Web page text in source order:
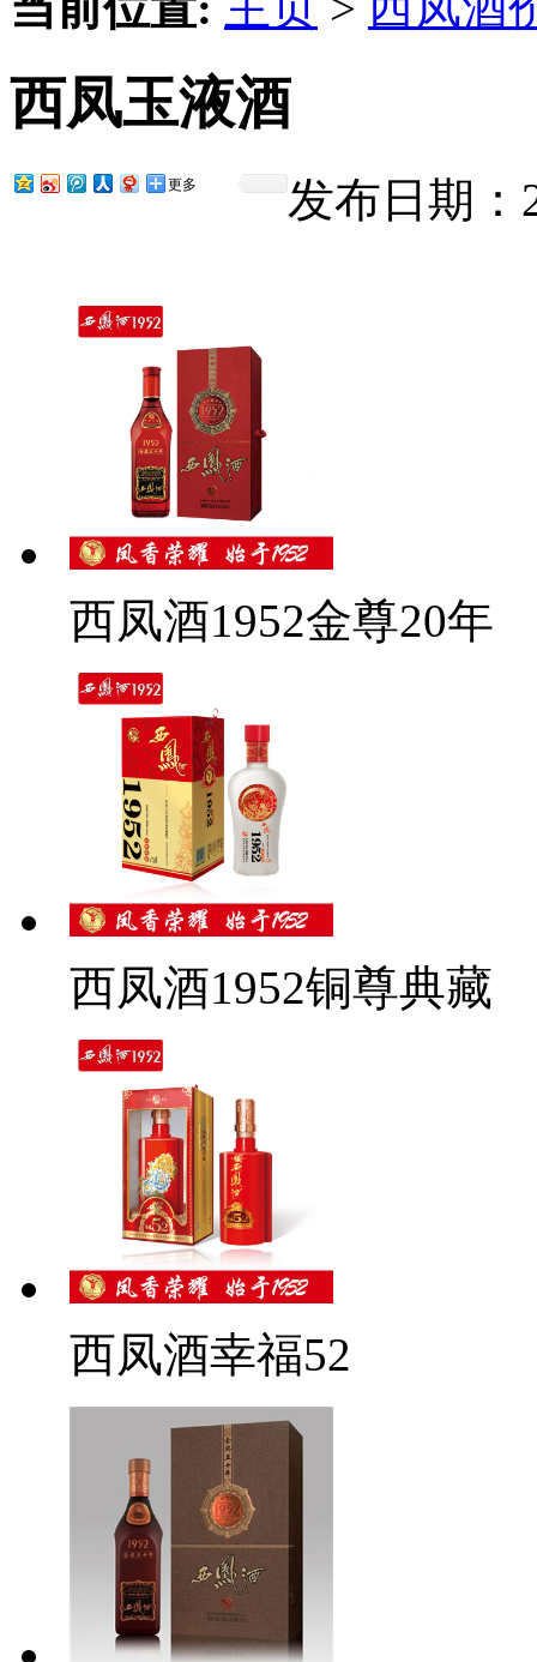
西凤玉液酒
发布日期：
更多
西凤酒1952金尊20年
西凤酒1952铜尊典藏
西凤酒幸福52